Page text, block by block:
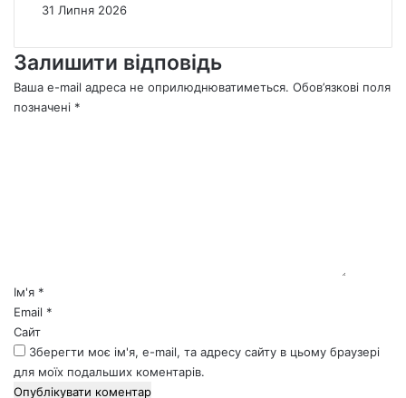
31 Липня 2026
Залишити відповідь
Ваша e-mail адреса не оприлюднюватиметься. Обов’язкові поля
позначені *
*Ім'я *
Email *
Сайт
Зберегти моє ім'я, e-mail, та адресу сайту в цьому браузері
для моїх подальших коментарів.